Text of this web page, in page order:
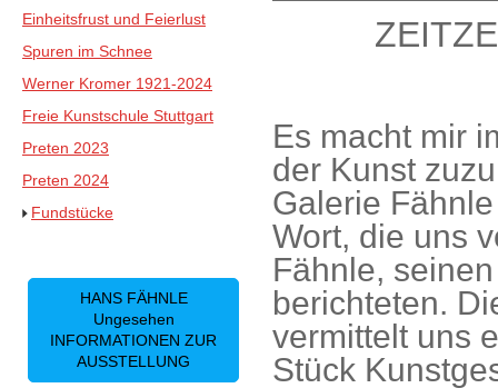
Es macht mir
der Kunst
Galerie
Wort, die uns
Fähnle,
berichteten.
vermittelt uns
Stück
Einheitsfrust und Feierlust
Spuren im Schnee
Werner Kromer 1921-2024
Freie Kunstschule Stuttgart
Preten 2023
Preten 2024
Fundstücke
HANS FÄHNLE
Ungesehen
INFORMATIONEN ZUR
AUSSTELLUNG